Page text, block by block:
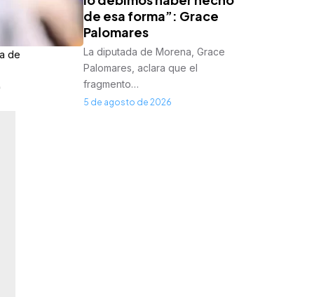
de
de esa forma”: Grace
Palomares
La diputada de Morena, Grace
Palomares, aclara que el
fragmento…
5 de agosto de 2026